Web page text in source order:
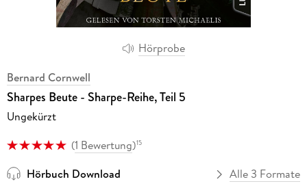
Hörprobe
Bernard Cornwell
Sharpes Beute - Sharpe-Reihe, Teil 5
Ungekürzt
(1 Bewertung)15
Hörbuch Download Alle 3 Formate